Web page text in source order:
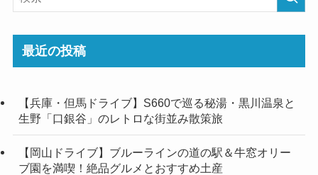
最近の投稿
【兵庫・但馬ドライブ】S660で巡る秘湯・黒川温泉と
生野「口銀谷」のレトロな街並み散策旅
【岡山ドライブ】ブルーラインの道の駅＆牛窓オリー
ブ園を満喫！絶品グルメとおすすめ土産